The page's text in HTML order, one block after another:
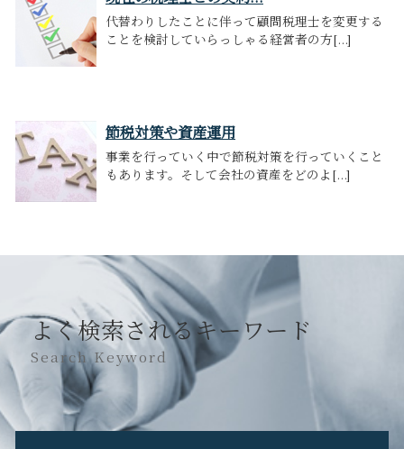
代替わりしたことに伴って顧問税理士を変更する
ことを検討していらっしゃる経営者の方[...]
節税対策や資産運用
事業を行っていく中で節税対策を行っていくこと
もあります。そして会社の資産をどのよ[...]
よく検索されるキーワード
Search Keyword